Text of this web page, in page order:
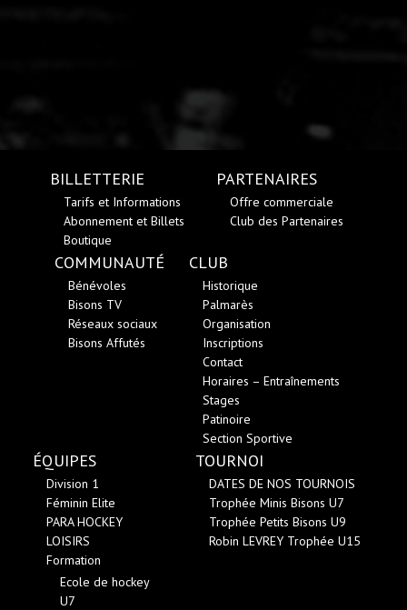
BILLETTERIE
Tarifs et Informations
Abonnement et Billets
Boutique
PARTENAIRES
Offre commerciale
Club des Partenaires
COMMUNAUTÉ
Bénévoles
Bisons TV
Réseaux sociaux
Bisons Affutés
CLUB
Historique
Palmarès
Organisation
Inscriptions
Contact
Horaires – Entraînements
Stages
Patinoire
Section Sportive
ÉQUIPES
Division 1
Féminin Elite
PARA HOCKEY
LOISIRS
Formation
Ecole de hockey
U7
TOURNOI
DATES DE NOS TOURNOIS
Trophée Minis Bisons U7
Trophée Petits Bisons U9
Robin LEVREY Trophée U15